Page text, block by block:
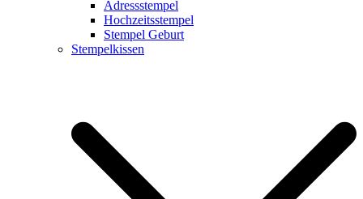
Adressstempel
Hochzeitsstempel
Stempel Geburt
Stempelkissen